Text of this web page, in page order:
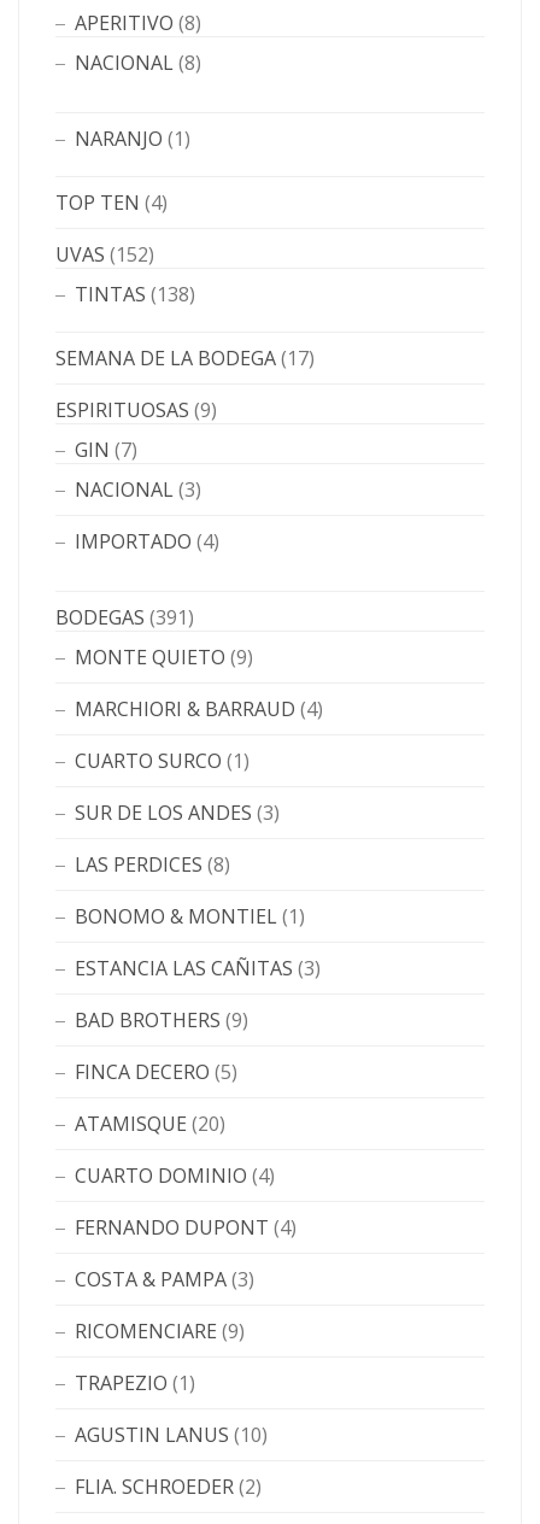
APERITIVO (8)
NACIONAL(8)
NARANJO (1)
TOP TEN (4)
UVAS (152)
TINTAS (138)
SEMANA DE LA BODEGA(17)
ESPIRITUOSAS (9)
GIN (7)
NACIONAL(3)
IMPORTADO (4)
BODEGAS (391)
MONTE QUIETO (9)
MARCHIORI & BARRAUD (4)
CUARTO SURCO (1)
SUR DE LOS ANDES (3)
LAS PERDICES (8)
BONOMO & MONTIEL(1)
ESTANCIA LAS CAÑITAS (3)
BAD BROTHERS (9)
FINCA DECERO (5)
ATAMISQUE (20)
CUARTO DOMINIO (4)
FERNANDO DUPONT (4)
COSTA & PAMPA(3)
RICOMENCIARE (9)
TRAPEZIO (1)
AGUSTIN LANUS (10)
FLIA. SCHROEDER(2)